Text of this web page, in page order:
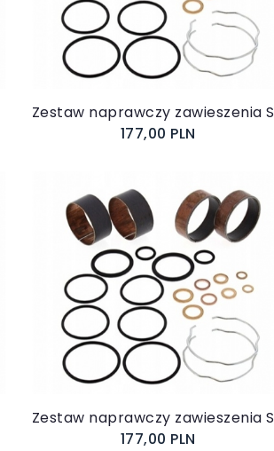
177,00 PLN
Do koszyka
177,00 PLN